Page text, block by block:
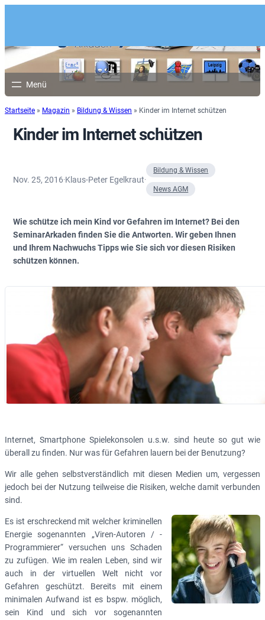
Startseite » Magazin » Bildung & Wissen » Kinder im Internet schützen
Kinder im Internet schützen
Nov. 25, 2016·Klaus-Peter Egelkraut·
Bildung & Wissen
News AGM
Wie schütze ich mein Kind vor Gefahren im Internet? Bei den
SeminarArkaden finden Sie die Antworten. Wir geben Ihnen
und Ihrem Nachwuchs Tipps wie Sie sich vor diesen Risiken
schützen können.
Internet, Smartphone Spielekonsolen u.s.w. sind heute so gut wie
überall zu finden. Nur was für Gefahren lauern bei der Benutzung?
Wir alle gehen selbstverständlich mit diesen Medien um, vergessen
jedoch bei der Nutzung teilweise die Risiken, welche damit verbunden
sind.
Es ist erschreckend mit welcher kriminellen
Energie sogenannten „Viren-Autoren / -
Programmierer“ versuchen uns Schaden
zu zufügen. Wie im realen Leben, sind wir
auch in der virtuellen Welt nicht vor
Gefahren geschützt. Bereits mit einem
minimalen Aufwand ist es bspw. möglich,
sein Kind und sich vor sogenannten